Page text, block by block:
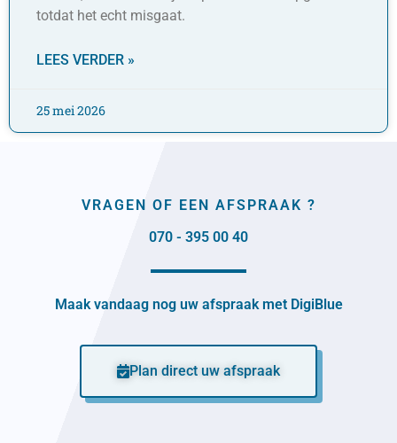
totdat het echt misgaat.
LEES VERDER »
25 mei 2026
VRAGEN OF EEN AFSPRAAK ?
070 - 395 00 40
Maak vandaag nog uw afspraak met DigiBlue
Plan direct uw afspraak